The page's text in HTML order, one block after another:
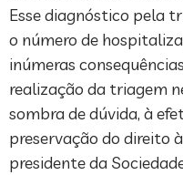
Esse diagnóstico pela
o número de
inúmeras
realização da triagem
sombra de dúvida, à
preservação do direito
presidente da